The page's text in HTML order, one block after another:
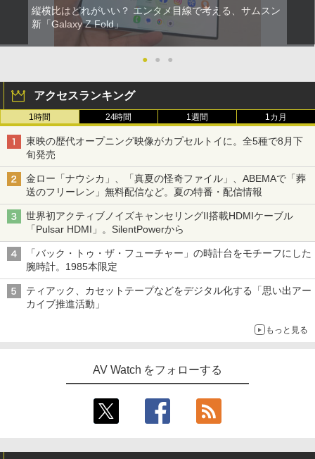
縦横比はどれがいい？ エンタメ目線で考える、サムスン
新「Galaxy Z Fold」
● ● ●
アクセスランキング
1時間 24時間 1週間 1カ月
東映の歴代オープニング映像がカプセルトイに。全5種で8月下
旬発売
金ロー「ナウシカ」、「真夏の怪奇ファイル」、ABEMAで「葬
送のフリーレン」無料配信など。夏の特番・配信情報
世界初アクティブノイズキャンセリングII搭載HDMIケーブル
「Pulsar HDMI」。SilentPowerから
「バック・トゥ・ザ・フューチャー」の時計台をモチーフにした
腕時計。1985本限定
ティアック、カセットテープなどをデジタル化する「思い出アー
カイブ推進活動」
もっと見る
AV Watch をフォローする